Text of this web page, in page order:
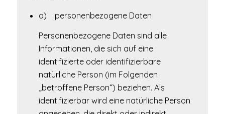
a) personenbezogene Daten
Personenbezogene Daten sind alle
Informationen, die sich auf eine
identifizierte oder identifizierbare
natürliche Person (im Folgenden
„betroffene Person“) beziehen. Als
identifizierbar wird eine natürliche Person